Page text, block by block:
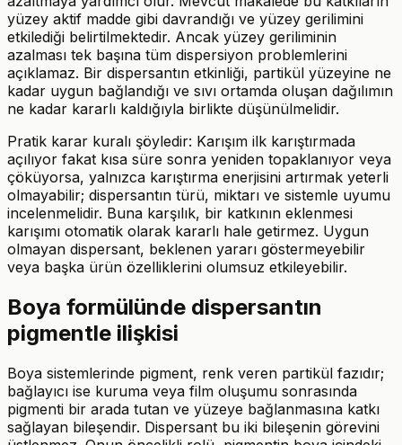
yüzey aktif madde gibi davrandığı ve yüzey gerilimini
etkilediği belirtilmektedir. Ancak yüzey geriliminin
azalması tek başına tüm dispersiyon problemlerini
açıklamaz. Bir dispersantın etkinliği, partikül yüzeyine ne
kadar uygun bağlandığı ve sıvı ortamda oluşan dağılımın
ne kadar kararlı kaldığıyla birlikte düşünülmelidir.
Pratik karar kuralı şöyledir: Karışım ilk karıştırmada
açılıyor fakat kısa süre sonra yeniden topaklanıyor veya
çöküyorsa, yalnızca karıştırma enerjisini artırmak yeterli
olmayabilir; dispersantın türü, miktarı ve sistemle uyumu
incelenmelidir. Buna karşılık, bir katkının eklenmesi
karışımı otomatik olarak kararlı hale getirmez. Uygun
olmayan dispersant, beklenen yararı göstermeyebilir
veya başka ürün özelliklerini olumsuz etkileyebilir.
Boya formülünde dispersantın
pigmentle ilişkisi
Boya sistemlerinde pigment, renk veren partikül fazıdır;
bağlayıcı ise kuruma veya film oluşumu sonrasında
pigmenti bir arada tutan ve yüzeye bağlanmasına katkı
sağlayan bileşendir. Dispersant bu iki bileşenin görevini